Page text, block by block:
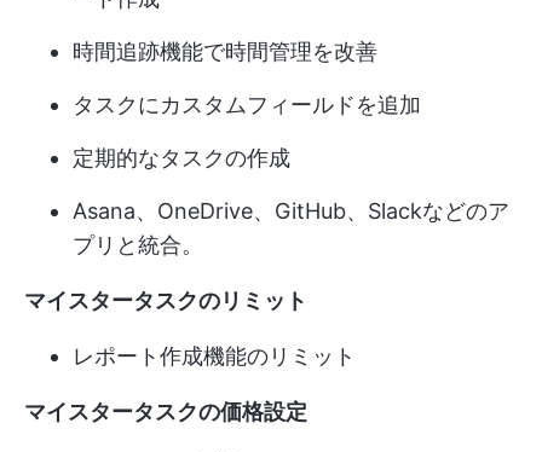
時間追跡機能で時間管理を改善
タスクにカスタムフィールドを追加
定期的なタスクの作成
Asana、OneDrive、GitHub、Slackなどのア
プリと統合。
マイスタータスクのリミット
レポート作成機能のリミット
マイスタータスクの価格設定